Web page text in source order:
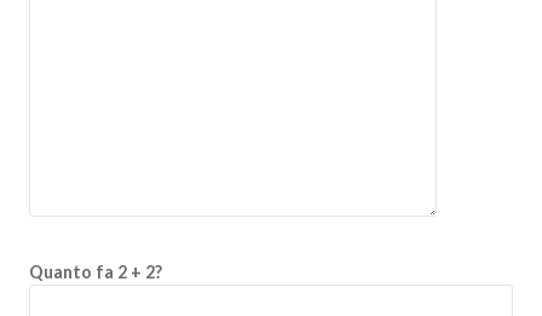
Quanto fa 2 + 2?